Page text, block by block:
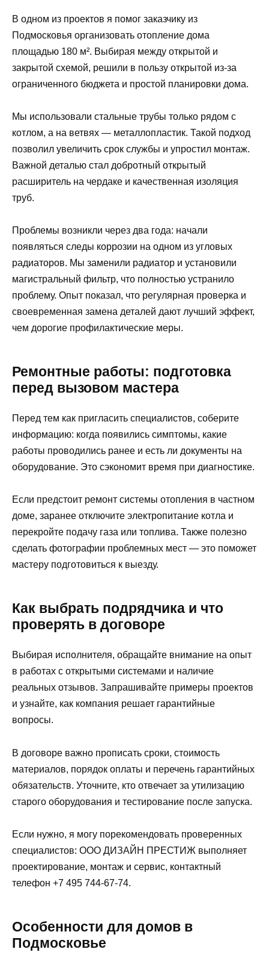
В одном из проектов я помог заказчику из
Подмосковья организовать отопление дома
площадью 180 м². Выбирая между открытой и
закрытой схемой, решили в пользу открытой из‑за
ограниченного бюджета и простой планировки дома.
Мы использовали стальные трубы только рядом с
котлом, а на ветвях — металлопластик. Такой подход
позволил увеличить срок службы и упростил монтаж.
Важной деталью стал добротный открытый
расширитель на чердаке и качественная изоляция
труб.
Проблемы возникли через два года: начали
появляться следы коррозии на одном из угловых
радиаторов. Мы заменили радиатор и установили
магистральный фильтр, что полностью устранило
проблему. Опыт показал, что регулярная проверка и
своевременная замена деталей дают лучший эффект,
чем дорогие профилактические меры.
Ремонтные работы: подготовка
перед вызовом мастера
Перед тем как пригласить специалистов, соберите
информацию: когда появились симптомы, какие
работы проводились ранее и есть ли документы на
оборудование. Это сэкономит время при диагностике.
Если предстоит ремонт системы отопления в частном
доме, заранее отключите электропитание котла и
перекройте подачу газа или топлива. Также полезно
сделать фотографии проблемных мест — это поможет
мастеру подготовиться к выезду.
Как выбрать подрядчика и что
проверять в договоре
Выбирая исполнителя, обращайте внимание на опыт
в работах с открытыми системами и наличие
реальных отзывов. Запрашивайте примеры проектов
и узнайте, как компания решает гарантийные
вопросы.
В договоре важно прописать сроки, стоимость
материалов, порядок оплаты и перечень гарантийных
обязательств. Уточните, кто отвечает за утилизацию
старого оборудования и тестирование после запуска.
Если нужно, я могу порекомендовать проверенных
специалистов: ООО ДИЗАЙН ПРЕСТИЖ выполняет
проектирование, монтаж и сервис, контактный
телефон +7 495 744-67-74.
Особенности для домов в
Подмосковье